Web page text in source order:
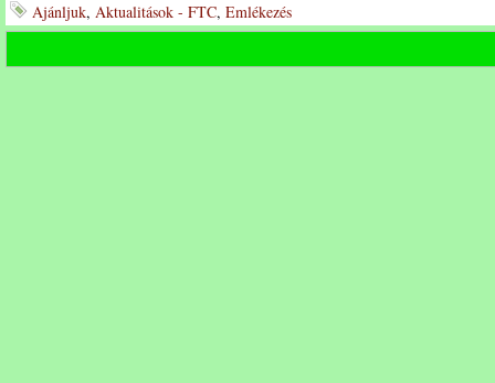
Ajánljuk, Aktualitások - FTC, Emlékezés